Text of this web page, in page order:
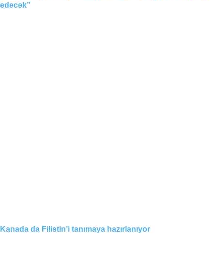
edecek”
Kanada da Filistin’i tanımaya hazırlanıyor